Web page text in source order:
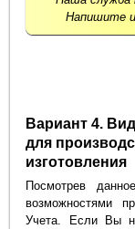
Напишите
Вариант 4.
для
изготовления
Посмотрев
возможностями
Учета. Если Вы